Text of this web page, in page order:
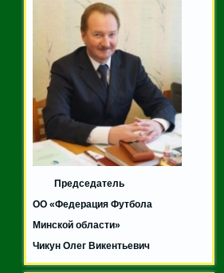
Председатель
ОО «Федерация Футбола
Минской области»
Чикун Олег Викентьевич